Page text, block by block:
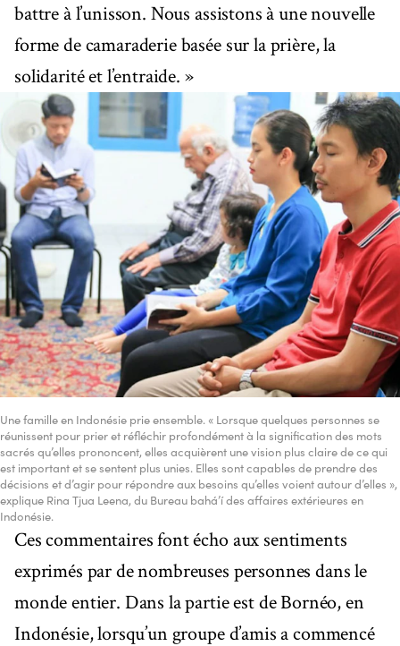
battre à l’unisson. Nous assistons à une nouvelle
forme de camaraderie basée sur la prière, la
solidarité et l’entraide. »
Une famille en Indonésie prie ensemble. « Lorsque quelques personnes se
réunissent pour prier et réfléchir profondément à la signification des mots
sacrés qu’elles prononcent, elles acquièrent une vision plus claire de ce qui
est important et se sentent plus unies. Elles sont capables de prendre des
décisions et d’agir pour répondre aux besoins qu’elles voient autour d’elles »,
explique Rina Tjua Leena, du Bureau bahá’í des affaires extérieures en
Indonésie.
Ces commentaires font écho aux sentiments
exprimés par de nombreuses personnes dans le
monde entier. Dans la partie est de Bornéo, en
Indonésie, lorsqu’un groupe d’amis a commencé